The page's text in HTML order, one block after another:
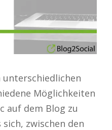
unterschiedlichen
Möglichkeiten
auf dem Blog zu
zwischen den